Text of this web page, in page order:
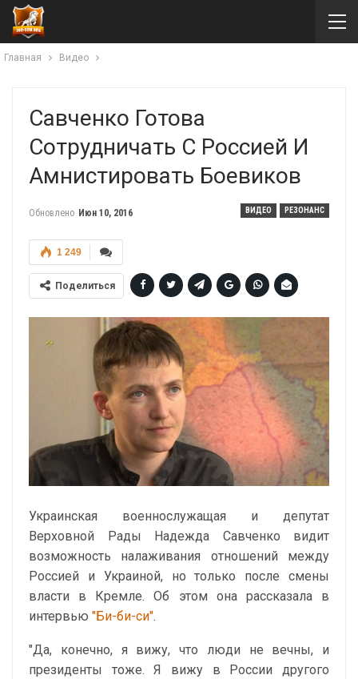
Главная Видео
Савченко Готова
Сотрудничать С Россией И
Амнистировать Боевиков
ВИДЕО РЕЗОНАНС
Обновлено Июн 10, 2016
1 249
Поделиться
Украинская военнослужащая и депутат
Верховной Рады Надежда Савченко видит
возможность налаживания отношений между
Россией и Украиной, но только после смены
власти в Кремле. Об этом она рассказала в
интервью "Би-би-си".
"Да, конечно, я вижу, что люди не вечны, и
президенты тоже. Я вижу в России другого